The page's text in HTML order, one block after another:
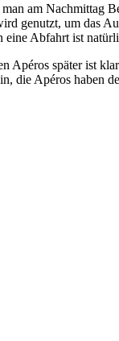
am Nachmittag
genutzt, um das
Abfahrt ist
Apéros später ist
die Apéros haben